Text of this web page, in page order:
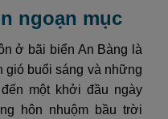
ngoạn mục
ở bãi biển An Bàng là
gió buổi sáng và những
một khởi đầu ngày
hôn nhuộm bầu trời